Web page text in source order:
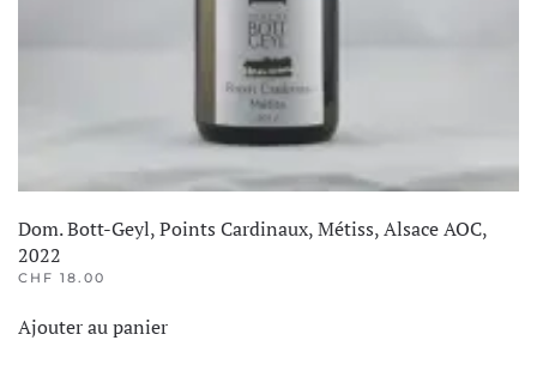
Dom. Bott-Geyl, Points Cardinaux, Métiss, Alsace AOC,
2022
CHF 18.00
Ajouter au panier